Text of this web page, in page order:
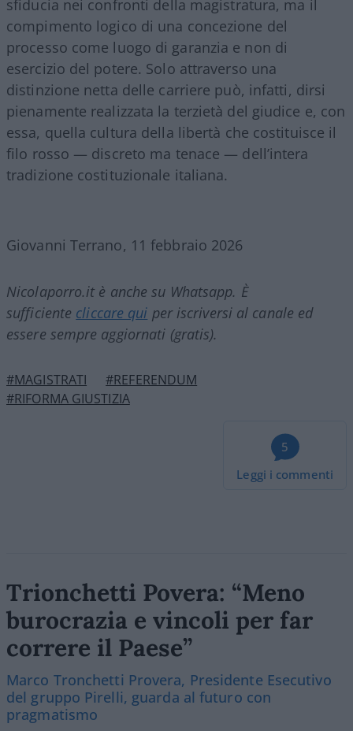
sfiducia nei confronti della magistratura, ma il
compimento logico di una concezione del
processo come luogo di garanzia e non di
esercizio del potere. Solo attraverso una
distinzione netta delle carriere può, infatti, dirsi
pienamente realizzata la terzietà del giudice e, con
essa, quella cultura della libertà che costituisce il
filo rosso — discreto ma tenace — dell’intera
tradizione costituzionale italiana.
Giovanni Terrano, 11 febbraio 2026
Nicolaporro.it è anche su Whatsapp. È
sufficiente cliccare qui per iscriversi al canale ed
essere sempre aggiornati (gratis).
#MAGISTRATI
#REFERENDUM
#RIFORMA GIUSTIZIA
5
Leggi i commenti
Trionchetti Povera: “Meno
burocrazia e vincoli per far
correre il Paese”
Marco Tronchetti Provera, Presidente Esecutivo
del gruppo Pirelli, guarda al futuro con
pragmatismo